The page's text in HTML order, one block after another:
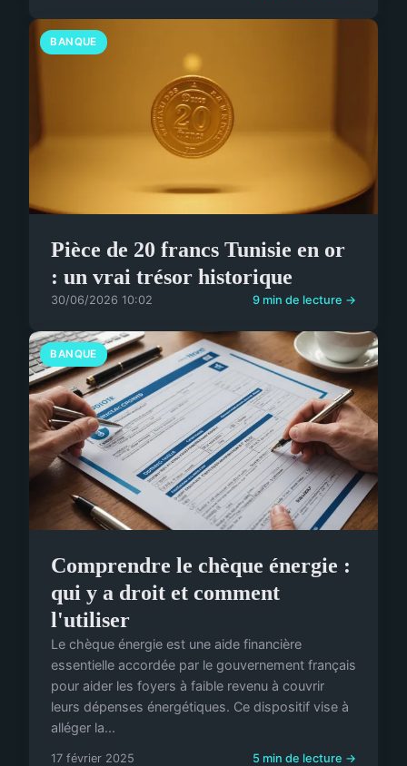
BANQUE
Pièce de 20 francs Tunisie en or
: un vrai trésor historique
30/06/2026 10:02 9 min de lecture →
BANQUE
Comprendre le chèque énergie :
qui y a droit et comment
l'utiliser
Le chèque énergie est une aide financière
essentielle accordée par le gouvernement français
pour aider les foyers à faible revenu à couvrir
leurs dépenses énergétiques. Ce dispositif vise à
alléger la...
17 février 2025 5 min de lecture →